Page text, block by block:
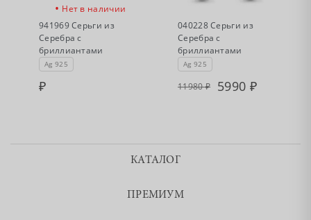
• Нет в наличии
941969 Серьги из
Серебра с
бриллиантами
Ag 925
040228 Серьги из
Серебра с
бриллиантами
Ag 925
11980 5990
КАТАЛОГ
ПРЕМИУМ